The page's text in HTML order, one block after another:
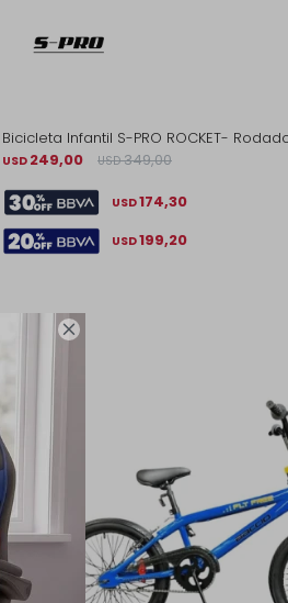

Bicicleta Infantil S-PRO ROCKET-
USD 249,00 USD 349,00
USD174,30
USD199,20